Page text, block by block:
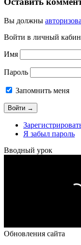
Вы должны
Войти в личный
Имя
Пароль
Запомнить меня
Я забыл пароль
Вводный урок
Обновления сайта